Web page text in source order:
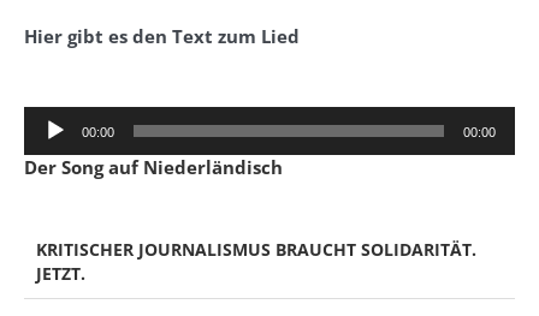
Hier gibt es den Text zum Lied
Audio-
Player
00:00 00:00
Der Song auf Niederländisch
KRITISCHER JOURNALISMUS BRAUCHT SOLIDARITÄT.
JETZT.